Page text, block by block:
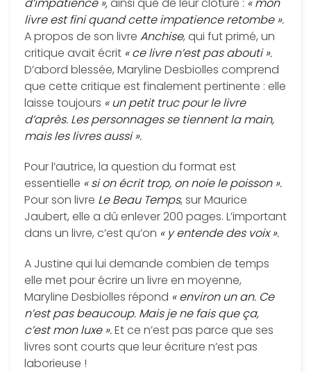
livre est fini quand cette impatience retombe ».
A propos de son livre Anchise, qui fut primé, un
critique avait écrit « ce livre n’est pas abouti ».
D’abord blessée, Maryline Desbiolles comprend
que cette critique est finalement pertinente : elle
laisse toujours « un petit truc pour le livre
d’après. Les personnages se tiennent la main,
mais les livres aussi ».
Pour l’autrice, la question du format est
essentielle « si on écrit trop, on noie le poisson ».
Pour son livre Le Beau Temps, sur Maurice
Jaubert, elle a dû enlever 200 pages. L’important
dans un livre, c’est qu’on « y entende des voix ».
A Justine qui lui demande combien de temps
elle met pour écrire un livre en moyenne,
Maryline Desbiolles répond « environ un an. Ce
n’est pas beaucoup. Mais je ne fais que ça,
c’est mon luxe ».Et ce n’est pas parce que ses
livres sont courts que leur écriture n’est pas
laborieuse !